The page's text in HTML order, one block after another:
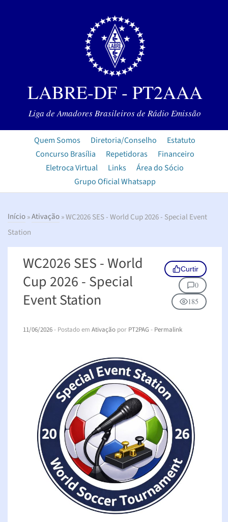
LABRE-DF - PT2AAA
Liga de Amadores Brasileiros de Rádio Emissão
Quem Somos Diretoria/Conselho
Estatuto
Concurso Brasília
Repetidoras
Financeiro
Eletroca Virtual
Links
Área do Sócio
Grupo Oficial Whatsapp
Início»Ativação» WC2026 SES - World Cup 2026 - Special Event
Station
WC2026 SES - World
Cup 2026 - Special
Event Station
Curtir
0
185
11/06/2026- Postado em Ativação por PT2PAG - Permalink